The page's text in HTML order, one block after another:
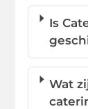
Is
Wat